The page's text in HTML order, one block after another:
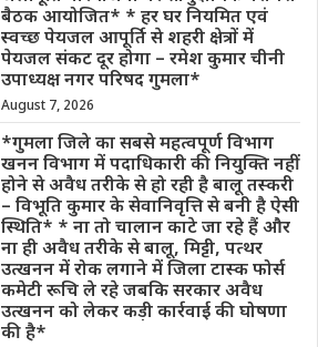
बैठक आयोजित* * हर घर नियमित एवं
स्वच्छ पेयजल आपूर्ति से शहरी क्षेत्रों में
पेयजल संकट दूर होगा – रमेश कुमार चीनी
उपाध्यक्ष नगर परिषद गुमला*
August 7, 2026
*गुमला जिले का सबसे महत्वपूर्ण विभाग
खनन विभाग में पदाधिकारी की नियुक्ति नहीं
होने से अवैध तरीके से हो रही है बालू तस्करी
– विभूति कुमार के सेवानिवृत्ति से बनी है ऐसी
स्थिति* * ना तो चालान काटे जा रहे हैं और
ना ही अवैध तरीके से बालू, मिट्टी, पत्थर
उत्खनन में रोक लगाने में जिला टास्क फोर्स
कमेटी रूचि ले रहे जबकि सरकार अवैध
उत्खनन को लेकर कड़ी कार्रवाई की घोषणा
की है*